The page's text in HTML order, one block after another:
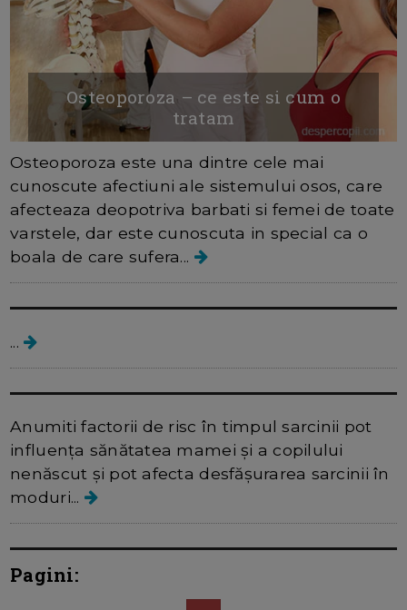
Osteoporoza – ce este si cum o
tratam
Osteoporoza este una dintre cele mai
cunoscute afectiuni ale sistemului osos, care
afecteaza deopotriva barbati si femei de toate
varstele, dar este cunoscuta in special ca o
boala de care sufera...
...
Anumiti factorii de risc în timpul sarcinii pot
influența sănătatea mamei și a copilului
nenăscut și pot afecta desfășurarea sarcinii în
moduri...
Pagini: